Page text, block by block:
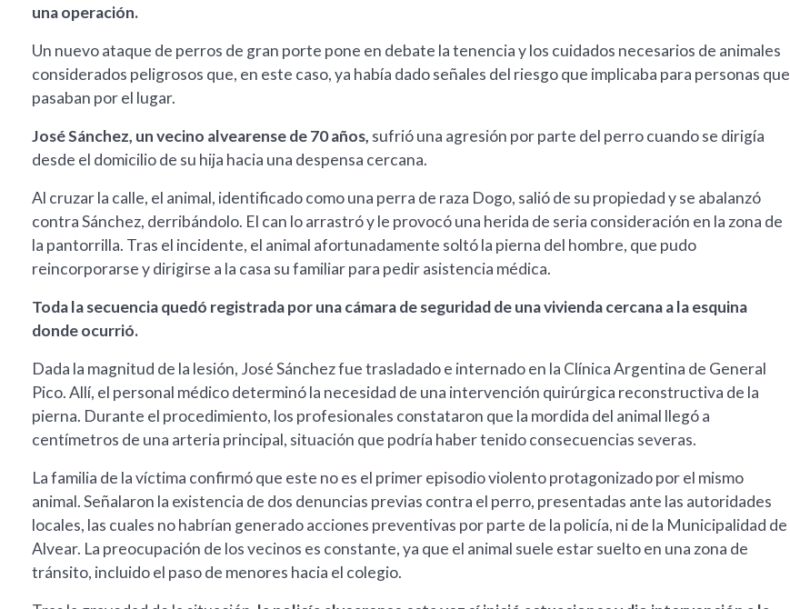
una operación.
Un nuevo ataque de perros de gran porte pone en debate la tenencia y los cuidados necesarios de animales
considerados peligrosos que, en este caso, ya había dado señales del riesgo que implicaba para personas que
pasaban por el lugar.
José Sánchez, un vecino alvearense de 70 años, sufrió una agresión por parte del perro cuando se dirigía
desde el domicilio de su hija hacia una despensa cercana.
Al cruzar la calle, el animal, identificado como una perra de raza Dogo, salió de su propiedad y se abalanzó
contra Sánchez, derribándolo. El can lo arrastró y le provocó una herida de seria consideración en la zona de
la pantorrilla. Tras el incidente, el animal afortunadamente soltó la pierna del hombre, que pudo
reincorporarse y dirigirse a la casa su familiar para pedir asistencia médica.
Toda la secuencia quedó registrada por una cámara de seguridad de una vivienda cercana a la esquina
donde ocurrió.
Dada la magnitud de la lesión, José Sánchez fue trasladado e internado en la Clínica Argentina de General
Pico. Allí, el personal médico determinó la necesidad de una intervención quirúrgica reconstructiva de la
pierna. Durante el procedimiento, los profesionales constataron que la mordida del animal llegó a
centímetros de una arteria principal, situación que podría haber tenido consecuencias severas.
La familia de la víctima confirmó que este no es el primer episodio violento protagonizado por el mismo
animal. Señalaron la existencia de dos denuncias previas contra el perro, presentadas ante las autoridades
locales, las cuales no habrían generado acciones preventivas por parte de la policía, ni de la Municipalidad de
Alvear. La preocupación de los vecinos es constante, ya que el animal suele estar suelto en una zona de
tránsito, incluido el paso de menores hacia el colegio.